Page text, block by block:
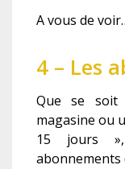
Avous de
4 – Les
Que se
magasine ou
15 jours
abonnements